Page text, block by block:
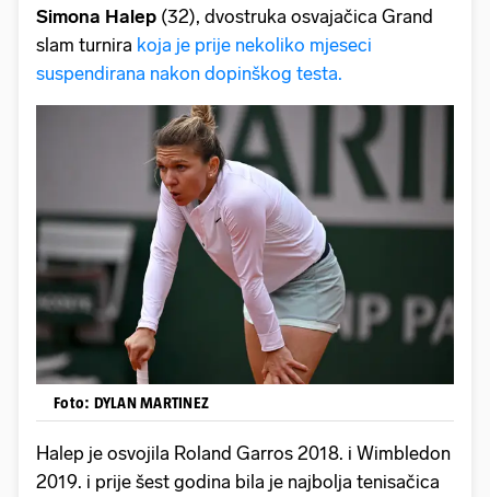
Simona Halep (32), dvostruka osvajačica Grand
slam turnira koja je prije nekoliko mjeseci
suspendirana nakon dopinškog testa.
Foto: DYLAN MARTINEZ
Halep je osvojila Roland Garros 2018. i Wimbledon
2019. i prije šest godina bila je najbolja tenisačica